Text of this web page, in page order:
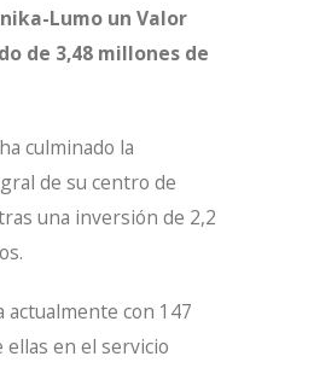
Lumo un Valor
de 3,48 millones de
culminado la
de su centro de
una inversión de 2,2
actualmente con 147
ellas en el servicio